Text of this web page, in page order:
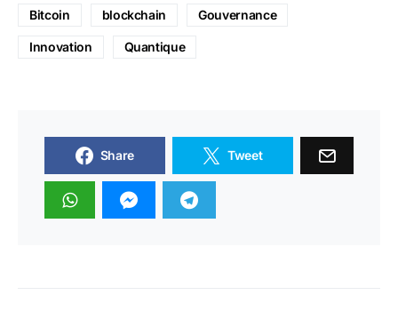
Bitcoin blockchain Gouvernance
Innovation Quantique
Share Tweet